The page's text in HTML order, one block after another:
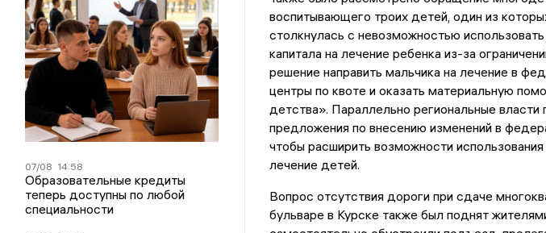
07/08 14:58
Образовательные кредиты
теперь доступны по любой
специальности
воспитывающего троих детей, один из
столкнулась с невозможностью
капитала на лечение ребенка из-за
решение направить мальчика на лечение в
центры по квоте и оказать материальную
детства». Параллельно региональные власти
предложения по внесению изменений в
чтобы расширить возможности
лечение детей.
Вопрос отсутствия дороги при сдаче
бульваре в Курске также был поднят